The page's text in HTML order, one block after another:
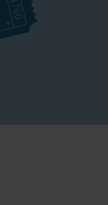
"Alten Tuchfabrik",